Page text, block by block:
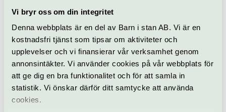
Vi bryr oss om din integritet
Denna webbplats är en del av Barn i stan AB. Vi är en
kostnadsfri tjänst som tipsar om aktiviteter och
upplevelser och vi finansierar vår verksamhet genom
annonsintäkter. Vi använder cookies på vår webbplats för
att ge dig en bra funktionalitet och för att samla in
statistik. Vi önskar därför ditt samtycke att använda
cookies.
Allt som händer –
Ekonomiska museet
PENGAR! – Hur har de
förändrat samhället
och människors liv?